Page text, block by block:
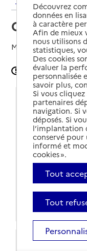
Orpadam
Mis à jour le02/05/
Signaler une
Adresse
25 rue du
45200-Montargis
Voir itinéraire
02 38 85 85
Site internet
Horaires
Découvrez
données en
à caractère
Afin de mieux
nous utilisons
statistiques,
Des cookies
évaluer la
personnalisée
savoir plus,
Si vous
partenaires
navigation. Si
déposés. Si
l’implantation
conservé pour
informé et
cookies ».
Tout
Tout